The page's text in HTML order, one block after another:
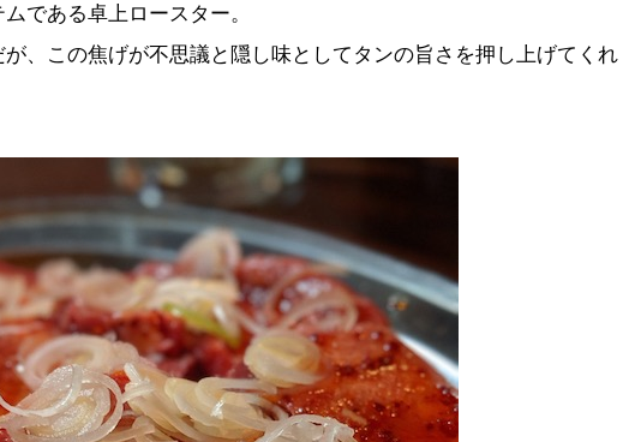
である卓上ロースター。
、この焦げが不思議と隠し味としてタンの旨さを押し上げてくれ